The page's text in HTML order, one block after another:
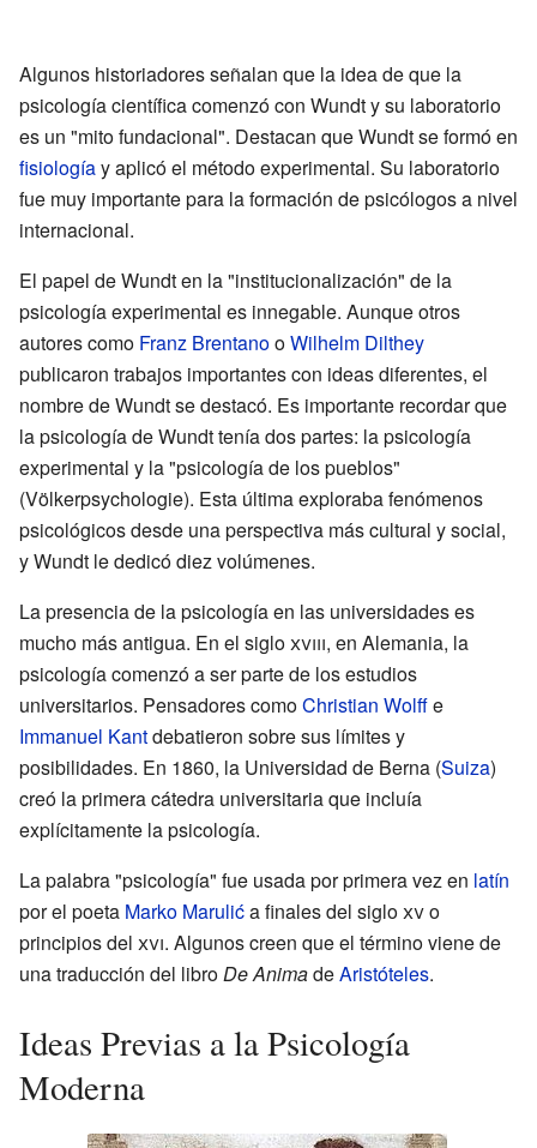
Algunos historiadores señalan que la idea de que la
psicología científica comenzó con Wundt y su laboratorio
es un "mito fundacional". Destacan que Wundt se formó en
fisiologíay aplicó el método experimental. Su laboratorio
fue muy importante para la formación de psicólogos a nivel
internacional.
El papel de Wundt en la "institucionalización" de la
psicología experimental es innegable. Aunque otros
autores como Franz BrentanooWilhelm Dilthey
publicaron trabajos importantes con ideas diferentes, el
nombre de Wundt se destacó. Es importante recordar que
la psicología de Wundt tenía dos partes: la psicología
experimental y la "psicología de los pueblos"
(Völkerpsychologie). Esta última exploraba fenómenos
psicológicos desde una perspectiva más cultural y social,
y Wundt le dedicó diez volúmenes.
La presencia de la psicología en las universidades es
mucho más antigua. En el sigloxviii, en Alemania, la
psicología comenzó a ser parte de los estudios
universitarios. Pensadores comoChristian Wolffe
Immanuel Kantdebatieron sobre sus límites y
posibilidades. En 1860, la Universidad de Berna (Suiza)
creó la primera cátedra universitaria que incluía
explícitamente la psicología.
La palabra "psicología" fue usada por primera vez en latín
por el poeta Marko Marulića finales del sigloxvo
principios del xvi. Algunos creen que el término viene de
una traducción del libroDe AnimadeAristóteles.
Ideas Previas a la Psicología
Moderna